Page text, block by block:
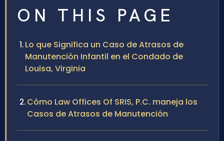
ON THIS PAGE
Lo que Significa un Caso de Atrasos de
Manutención Infantil en el Condado de
Louisa, Virginia
Cómo Law Offices Of SRIS, P.C. maneja los
Casos de Atrasos de Manutención